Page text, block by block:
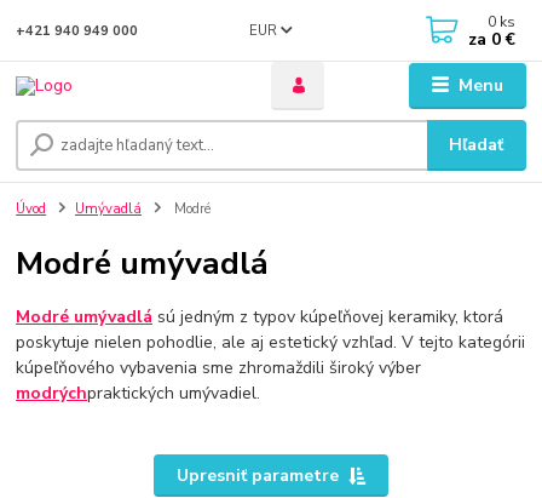
Menu
EUR
Hľadať
+421 940 949 000 0 ks
za 0 €
Úvod Umývadlá Modré
Modré umývadlá
Modré umývadlá sú jedným z typov kúpeľňovej keramiky, ktorá
poskytuje nielen pohodlie, ale aj estetický vzhľad. V tejto kategórii
kúpeľňového vybavenia sme zhromaždili široký výber
modrýchpraktických umývadiel.
Upresniť parametre